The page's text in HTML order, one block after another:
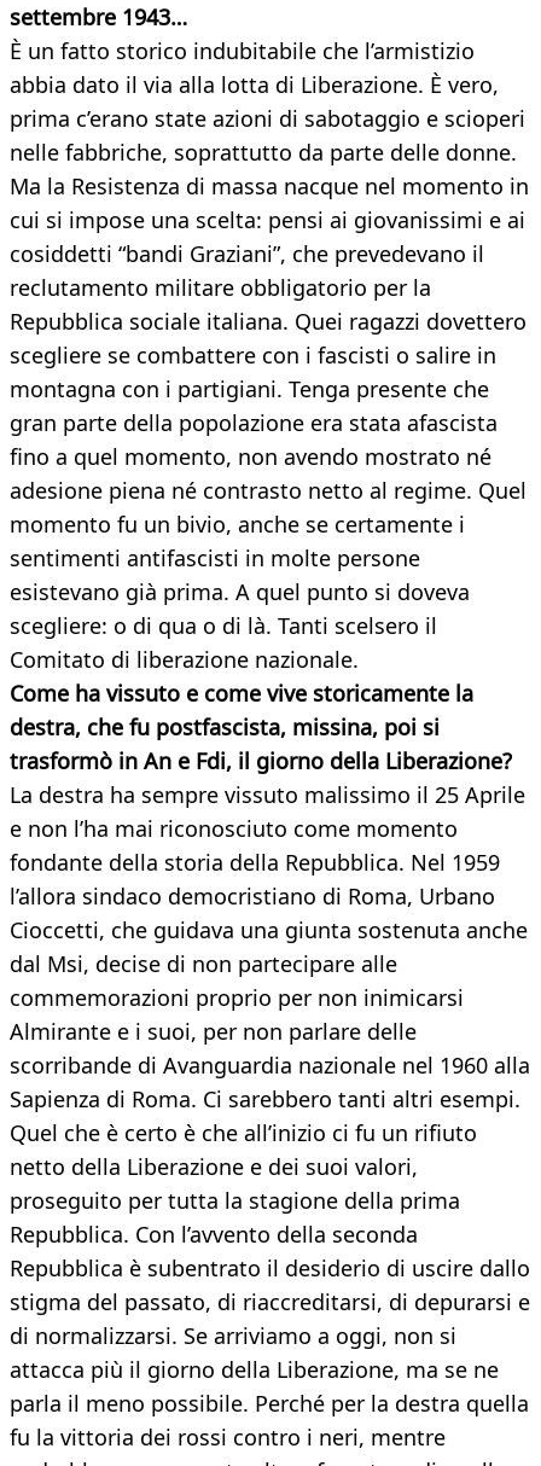
settembre 1943…
È un fatto storico indubitabile che l’armistizio
abbia dato il via alla lotta di Liberazione. È vero,
prima c’erano state azioni di sabotaggio e scioperi
nelle fabbriche, soprattutto da parte delle donne.
Ma la Resistenza di massa nacque nel momento in
cui si impose una scelta: pensi ai giovanissimi e ai
cosiddetti “bandi Graziani”, che prevedevano il
reclutamento militare obbligatorio per la
Repubblica sociale italiana. Quei ragazzi dovettero
scegliere se combattere con i fascisti o salire in
montagna con i partigiani. Tenga presente che
gran parte della popolazione era stata afascista
fino a quel momento, non avendo mostrato né
adesione piena né contrasto netto al regime. Quel
momento fu un bivio, anche se certamente i
sentimenti antifascisti in molte persone
esistevano già prima. A quel punto si doveva
scegliere: o di qua o di là. Tanti scelsero il
Comitato di liberazione nazionale.
Come ha vissuto e come vive storicamente la
destra, che fu postfascista, missina, poi si
trasformò in An e Fdi, il giorno della Liberazione?
La destra ha sempre vissuto malissimo il 25 Aprile
e non l’ha mai riconosciuto come momento
fondante della storia della Repubblica. Nel 1959
l’allora sindaco democristiano di Roma, Urbano
Cioccetti, che guidava una giunta sostenuta anche
dal Msi, decise di non partecipare alle
commemorazioni proprio per non inimicarsi
Almirante e i suoi, per non parlare delle
scorribande di Avanguardia nazionale nel 1960 alla
Sapienza di Roma. Ci sarebbero tanti altri esempi.
Quel che è certo è che all’inizio ci fu un rifiuto
netto della Liberazione e dei suoi valori,
proseguito per tutta la stagione della prima
Repubblica. Con l’avvento della seconda
Repubblica è subentrato il desiderio di uscire dallo
stigma del passato, di riaccreditarsi, di depurarsi e
di normalizzarsi. Se arriviamo a oggi, non si
attacca più il giorno della Liberazione, ma se ne
parla il meno possibile. Perché per la destra quella
fu la vittoria dei rossi contro i neri, mentre